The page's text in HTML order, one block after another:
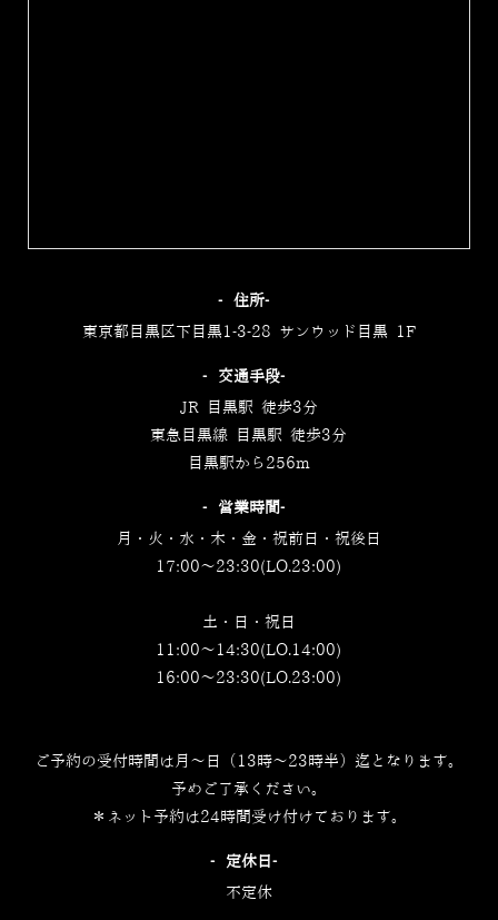
‐住所‐
東京都目黒区下目黒1-3-28 サンウッド目黒 1F
‐交通手段‐
JR 目黒駅 徒歩3分
東急目黒線 目黒駅 徒歩3分
目黒駅から256m
‐営業時間‐
月・火・水・木・金・祝前日・祝後日
17:00～23:30(LO.23:00)
土・日・祝日
11:00～14:30(LO.14:00)
16:00～23:30(LO.23:00)
ご予約の受付時間は月～日（13時～23時半）迄となります。
予めご了承ください。
＊ネット予約は24時間受け付けております。
‐定休日‐
不定休